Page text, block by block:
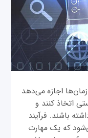
اجازه می‌دهد
اتخاذ کنند و
باشند. فرآیند
که یک مهارت